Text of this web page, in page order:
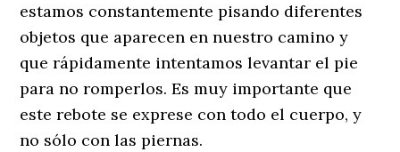
estamos constantemente pisando diferentes
objetos que aparecen en nuestro camino y
que rápidamente intentamos levantar el pie
para no romperlos. Es muy importante que
este rebote se exprese con todo el cuerpo, y
no sólo con las piernas.